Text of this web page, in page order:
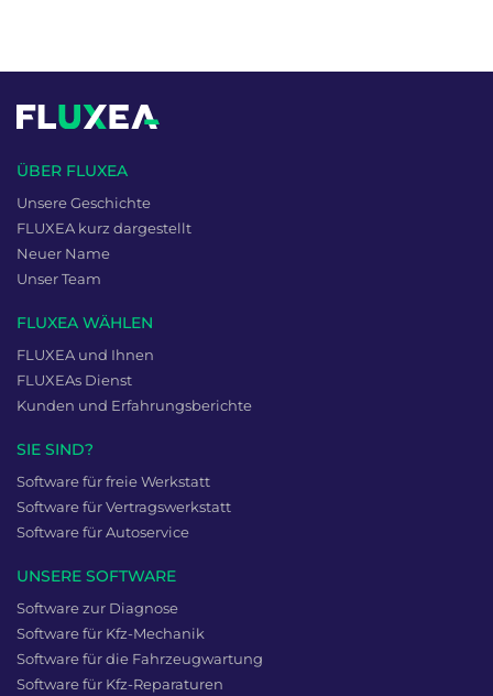
ÜBER FLUXEA
Unsere Geschichte
FLUXEA kurz dargestellt
Neuer Name
Unser Team
FLUXEA WÄHLEN
FLUXEA und Ihnen
FLUXEAs Dienst
Kunden und Erfahrungsberichte
SIE SIND?
Software für freie Werkstatt
Software für Vertragswerkstatt
Software für Autoservice
UNSERE SOFTWARE
Software zur Diagnose
Software für Kfz-Mechanik
Software für die Fahrzeugwartung
Software für Kfz-Reparaturen